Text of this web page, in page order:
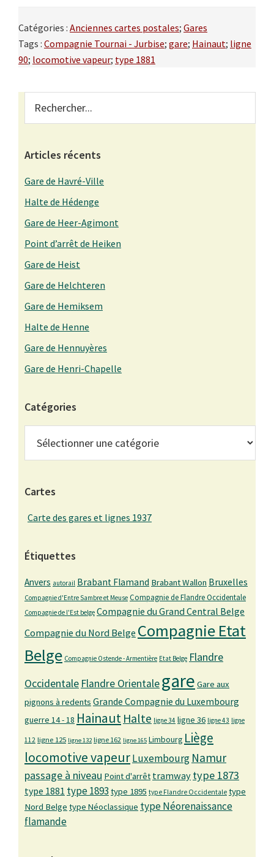
Catégories : Anciennes cartes postales; Gares
Tags : Compagnie Tournai - Jurbise; gare; Hainaut; ligne
90; locomotive vapeur; type 1881
Primary
Sidebar
Articles récents
Gare de Havré-Ville
Halte de Hédenge
Gare de Heer-Agimont
Point d’arrêt de Heiken
Gare de Heist
Gare de Helchteren
Gare de Hemiksem
Halte de Henne
Gare de Hennuyères
Gare de Henri-Chapelle
Catégories
Cartes
Carte des gares et lignes 1937
Étiquettes
Anvers autorail Brabant Flamand Brabant Wallon Bruxelles
Compagnie d'Entre Sambre et Meuse Compagnie de Flandre Occidentale
Compagnie de l'Est belge Compagnie du Grand Central Belge
Compagnie du Nord Belge Compagnie Etat
Belge Compagnie Ostende - Armentière Etat Belge Flandre
Occidentale Flandre Orientalegare Gare aux
pignons à redents Grande Compagnie du Luxembourg
guerre 14 - 18 Hainaut Halte ligne 34 ligne 36 ligne 43 ligne
112 ligne 125 ligne 132 ligne 162 ligne 165 Limbourg Liège
locomotive vapeurLuxembourg Namur
passage à niveau Point d'arrêt tramway type 1873
type 1881 type 1893 type 1895 type Flandre Occidentale type
Nord Belge type Néoclassique type Néorenaissance
flamande